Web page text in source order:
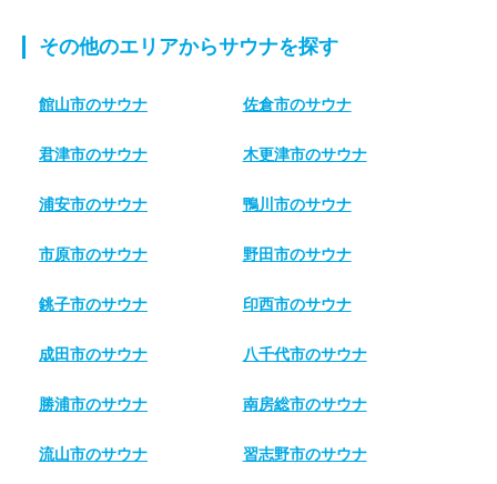
その他のエリアからサウナを探す
館山市のサウナ 佐倉市のサウナ
君津市のサウナ 木更津市のサウナ
浦安市のサウナ 鴨川市のサウナ
市原市のサウナ 野田市のサウナ
銚子市のサウナ 印西市のサウナ
成田市のサウナ 八千代市のサウナ
勝浦市のサウナ 南房総市のサウナ
流山市のサウナ 習志野市のサウナ